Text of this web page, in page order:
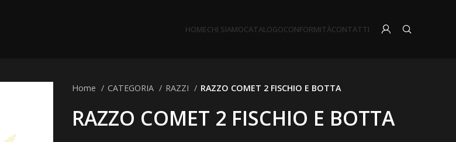
HOMECHI SIAMOCATALOGOCONFORMITÀCONTATTI
Home CATEGORIA RAZZI RAZZO COMET 2 FISCHIO E BOTTA
RAZZO COMET 2 FISCHIO E BOTTA